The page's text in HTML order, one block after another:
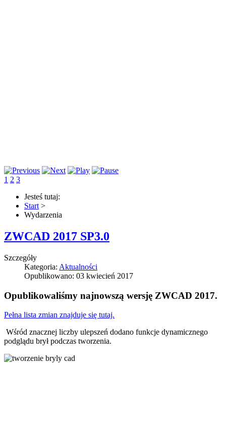
1 2 3
Jesteś tutaj:
Start >
Wydarzenia
ZWCAD 2017 SP3.0
Szczegóły
Kategoria: Aktualności
Opublikowano: 03 kwiecień 2017
Opublikowaliśmy najnowszą wersję ZWCAD 2017.
Pełna lista zmian znajduje się tutaj.
Wśród znacznej liczby ulepszeń dodano funkcje dynamicznego
podglądu brył podczas tworzenia.